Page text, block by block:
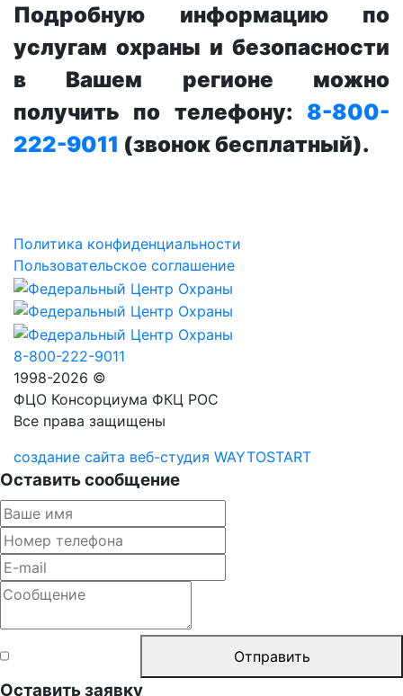
Подробную информацию по
услугам охраны и безопасности
в Вашем регионе можно
получить по телефону: 8-800-
222-9011 (звонок бесплатный).
Политика конфиденциальности
Пользовательское соглашение
8-800-222-9011
1998-2026 ©
ФЦО Консорциума ФКЦ РОС
Все права защищены
создание сайта веб-студия WAYTOSTART
Оставить сообщение
Отправить
Оставить заявку